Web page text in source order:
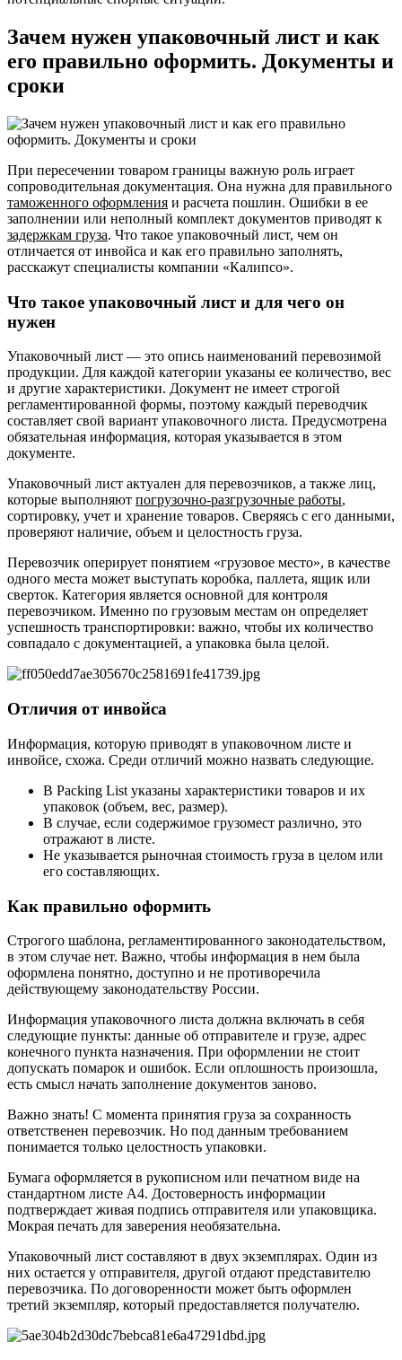
Зачем нужен упаковочный лист и как
его правильно оформить. Документы и
сроки
При пересечении товаром границы важную роль играет
сопроводительная документация. Она нужна для правильного
таможенного оформления и расчета пошлин. Ошибки в ее
заполнении или неполный комплект документов приводят к
задержкам груза. Что такое упаковочный лист, чем он
отличается от инвойса и как его правильно заполнять,
расскажут специалисты компании «Калипсо».
Что такое упаковочный лист и для чего он
нужен
Упаковочный лист — это опись наименований перевозимой
продукции. Для каждой категории указаны ее количество, вес
и другие характеристики. Документ не имеет строгой
регламентированной формы, поэтому каждый переводчик
составляет свой вариант упаковочного листа. Предусмотрена
обязательная информация, которая указывается в этом
документе.
Упаковочный лист актуален для перевозчиков, а также лиц,
которые выполняют погрузочно-разгрузочные работы,
сортировку, учет и хранение товаров. Сверяясь с его данными,
проверяют наличие, объем и целостность груза.
Перевозчик оперирует понятием «грузовое место», в качестве
одного места может выступать коробка, паллета, ящик или
сверток. Категория является основной для контроля
перевозчиком. Именно по грузовым местам он определяет
успешность транспортировки: важно, чтобы их количество
совпадало с документацией, а упаковка была целой.
Отличия от инвойса
Информация, которую приводят в упаковочном листе и
инвойсе, схожа. Среди отличий можно назвать следующие.
В Packing List указаны характеристики товаров и их
упаковок (объем, вес, размер).
В случае, если содержимое грузомест различно, это
отражают в листе.
Не указывается рыночная стоимость груза в целом или
его составляющих.
Как правильно оформить
Строгого шаблона, регламентированного законодательством,
в этом случае нет. Важно, чтобы информация в нем была
оформлена понятно, доступно и не противоречила
действующему законодательству России.
Информация упаковочного листа должна включать в себя
следующие пункты: данные об отправителе и грузе, адрес
конечного пункта назначения. При оформлении не стоит
допускать помарок и ошибок. Если оплошность произошла,
есть смысл начать заполнение документов заново.
Важно знать! С момента принятия груза за сохранность
ответственен перевозчик. Но под данным требованием
понимается только целостность упаковки.
Бумага оформляется в рукописном или печатном виде на
стандартном листе А4. Достоверность информации
подтверждает живая подпись отправителя или упаковщика.
Мокрая печать для заверения необязательна.
Упаковочный лист составляют в двух экземплярах. Один из
них остается у отправителя, другой отдают представителю
перевозчика. По договоренности может быть оформлен
третий экземпляр, который предоставляется получателю.